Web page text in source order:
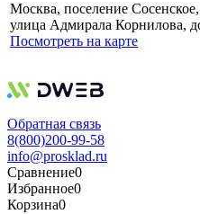
Москва, поселение Сосенское,
улица Адмирала Корнилова,
Посмотреть на карте
Обратная связь
8(800)200-99-58
info@prosklad.ru
Сравнение0
Избранное0
Корзина0